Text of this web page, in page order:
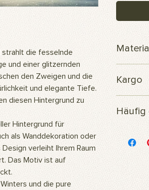
die fesselnde
und einer glitzernden
den Zweigen und die
und elegante Tiefe.
diesen Hintergrund zu
Hintergrund für
als Wanddekoration oder
verleiht Ihrem Raum
Das Motiv ist auf
und die pure
Kargo
Ihre
Häufig
Woraus
Unsere